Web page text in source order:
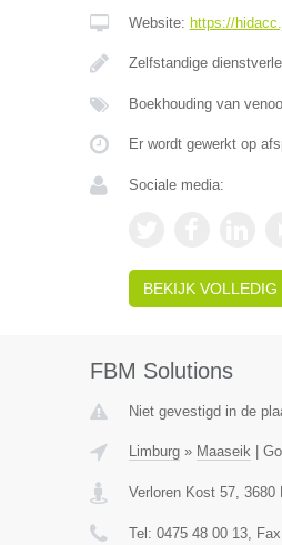
Website: https://
Zelfstandige
Boekhouding van
Er wordt gewerkt op
Sociale media:
BEKIJK VOLLEDIG
FBM Solutions
Niet gevestigd in de
Limburg» Maaseik|
Verloren Kost 57, 3680
Tel: 0475 48 00 13,